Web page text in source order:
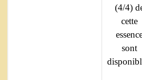
(4/4)
cette
sont